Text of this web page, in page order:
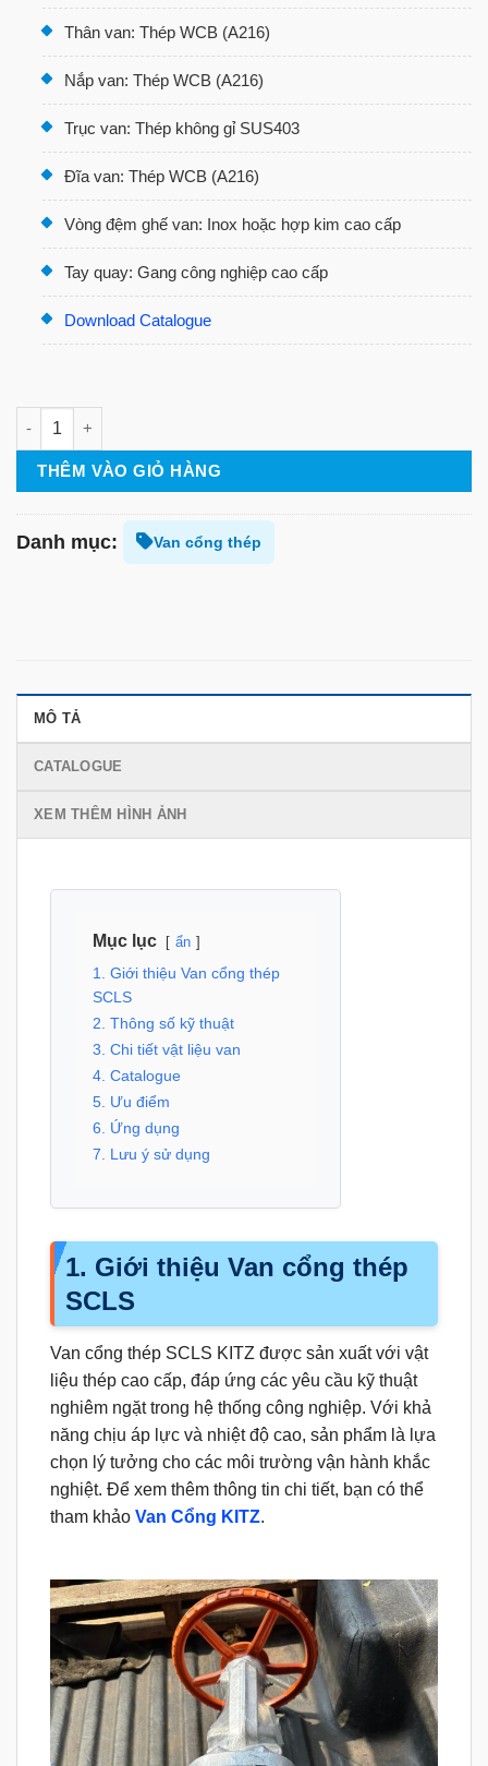
Thân van: Thép WCB (A216)
Nắp van: Thép WCB (A216)
Trục van: Thép không gỉ SUS403
Đĩa van: Thép WCB (A216)
Vòng đệm ghế van: Inox hoặc hợp kim cao cấp
Tay quay: Gang công nghiệp cao cấp
Download Catalogue
Van cổng thép SCLS số lượng
THÊM VÀO GIỎ HÀNG
Danh mục: Van cổng thép
MÔ TẢ
CATALOGUE
XEM THÊM HÌNH ẢNH
Mục lục ẩn
1. Giới thiệu Van cổng thép
SCLS
2. Thông số kỹ thuật
3. Chi tiết vật liệu van
4. Catalogue
5. Ưu điểm
6. Ứng dụng
7. Lưu ý sử dụng
1. Giới thiệu Van cổng thép
SCLS
Van cổng thép SCLS KITZ được sản xuất với vật
liệu thép cao cấp, đáp ứng các yêu cầu kỹ thuật
nghiêm ngặt trong hệ thống công nghiệp. Với khả
năng chịu áp lực và nhiệt độ cao, sản phẩm là lựa
chọn lý tưởng cho các môi trường vận hành khắc
nghiệt. Để xem thêm thông tin chi tiết, bạn có thể
tham khảo Van Cổng KITZ.